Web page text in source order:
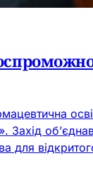
для